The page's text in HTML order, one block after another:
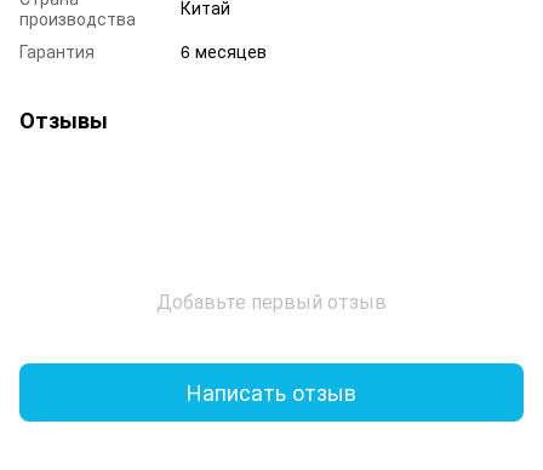
производства
Китай
Гарантия
6 месяцев
Отзывы
Добавьте первый отзыв
Написать отзыв